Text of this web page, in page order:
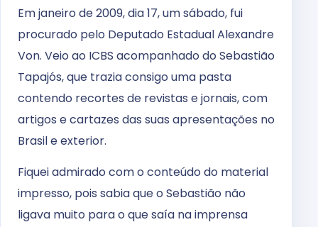
Em janeiro de 2009, dia 17, um sábado, fui
procurado pelo Deputado Estadual Alexandre
Von. Veio ao ICBS acompanhado do Sebastião
Tapajós, que trazia consigo uma pasta
contendo recortes de revistas e jornais, com
artigos e cartazes das suas apresentações no
Brasil e exterior.
Fiquei admirado com o conteúdo do material
impresso, pois sabia que o Sebastião não
ligava muito para o que saía na imprensa